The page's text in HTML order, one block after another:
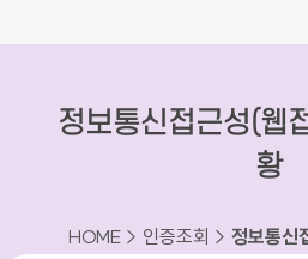
정보통신접근성(웹
황
HOME > 인증조회 > 정보통신